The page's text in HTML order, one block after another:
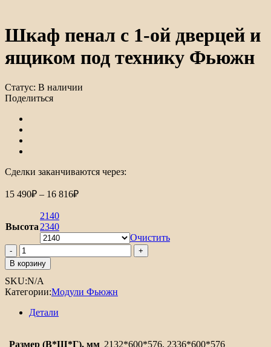
Шкаф пенал с 1-ой дверцей и
ящиком под технику Фьюжн
Статус: В наличии
Поделиться
Сделки заканчиваются через:
15 490₽ – 16 816₽Диапазон
16
Высота
2140
2340
Очистить
Количество
товара
Шкаф
пенал
с
ой
В корзину
SKU:N/A
Категории:Модули Фьюжн
Детали
Размер (В*Ш*Г), мм 2132*600*576, 2336*600*576